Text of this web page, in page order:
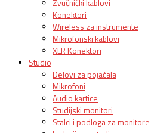
Zvučnički kablovi
Konektori
Wireless za instrumente
Mikrofonski kablovi
XLR Konektori
Studio
Delovi za pojačala
Mikrofoni
Audio kartice
Studijski monitori
Stalci i podloga za monitore